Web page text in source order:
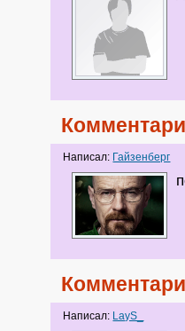
Написал: Гайзенберг
Написал: LayS_